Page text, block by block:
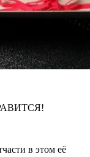
в этом её